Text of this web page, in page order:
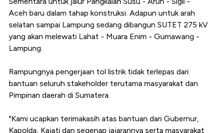
Aceh baru dalam tahap konstruksi. Adapun untuk arah
selatan sampai Lampung sedang dibangun SUTET 275 kV
yang akan melewati Lahat - Muara Enim - Gumawang -
Lampung.
Rampungnya pengerjaan tol listrik tidak terlepas dari
bantuan seluruh stakeholder terutama masyarakat dan
Pimpinan daerah di Sumatera.
"Kami ucapkan terimakasih atas bantuan dari Gubernur,
Kapolda, Kajati dan segenap jajarannya serta masyarakat